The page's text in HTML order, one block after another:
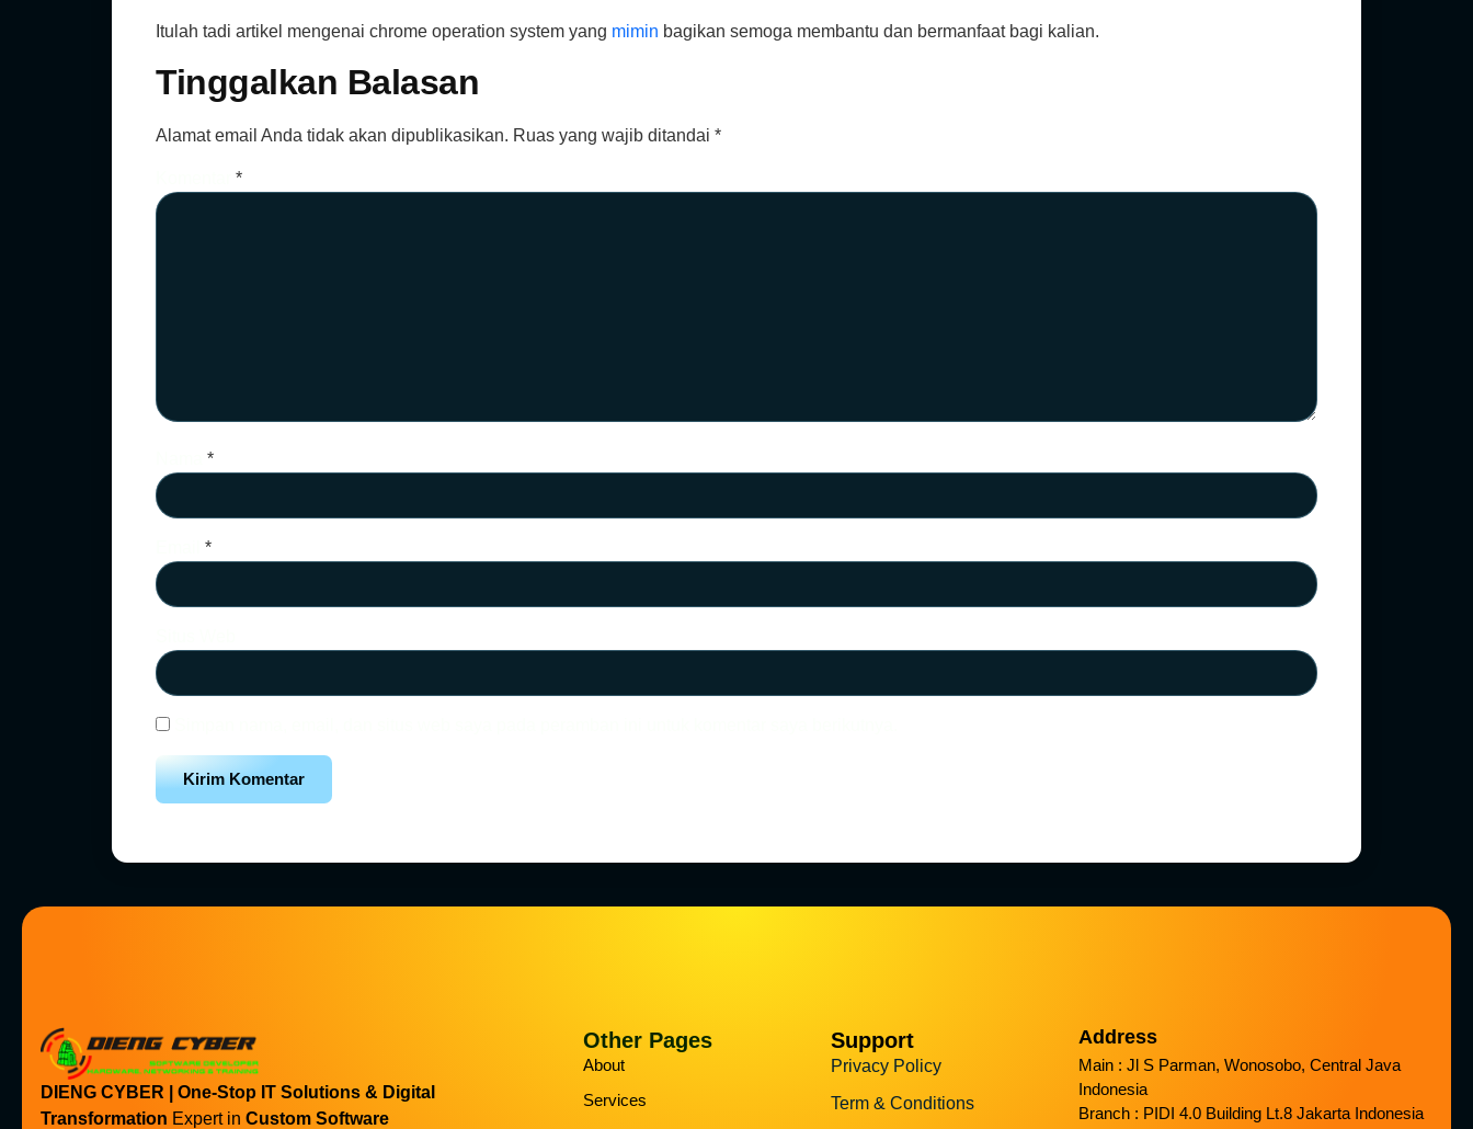
Itulah tadi artikel mengenai chrome operation system yang mimin bagikan semoga membantu dan bermanfaat bagi kalian.
Tinggalkan Balasan
Alamat email Anda tidak akan dipublikasikan. Ruas yang wajib ditandai *
*
*
*
DIENG CYBER | One-Stop IT Solutions & Digital
Transformation Expert in Custom Software
Other Pages
About
Services
Support
Privacy Policy
Term & Conditions
Address
Main : Jl S Parman, Wonosobo, Central Java
Indonesia
Branch : PIDI 4.0 Building Lt.8 Jakarta Indonesia